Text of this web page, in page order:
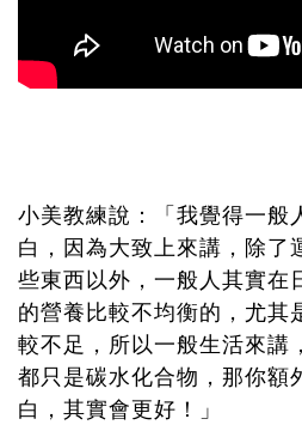
小美教練說：「我覺得一般
白，因為大致上來講，除了
些東西以外，一般人其實在
的營養比較不均衡的，尤其
較不足，所以一般生活來講
都只是碳水化合物，那你額
白，其實會更好！」